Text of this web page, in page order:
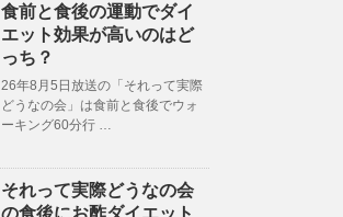
食前と食後の運動でダイ
エット効果が高いのはど
っち？
26年8月5日放送の「それって実際
どうなの会」は食前と食後でウォ
ーキング60分行 …
それって実際どうなの会
の食後にお酢ダイエット